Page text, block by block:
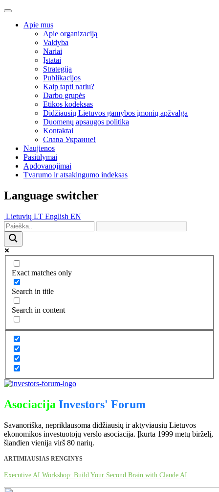
Apie mus
Apie organizaciją
Valdyba
Nariai
Įstatai
Strategija
Publikacijos
Kaip tapti nariu?
Darbo grupės
Etikos kodeksas
Didžiausių Lietuvos gamybos įmonių apžvalga
Duomenų apsaugos politika
Kontaktai
Слава Украине!
Naujienos
Pasiūlymai
Apdovanojimai
Tvarumo ir atsakingumo indeksas
Language switcher
Lietuvių LT English EN
Exact matches only
Search in title
Search in content
Asociacija Investors' Forum
Savanoriška, nepriklausoma didžiausių ir aktyviausių Lietuvos
ekonomikos investuotojų verslo asociacija. Įkurta 1999 metų birželį,
šiandien vienija virš 80 narių.
ARTIMIAUSIAS RENGINYS
Executive AI Workshop: Build Your Second Brain with Claude AI